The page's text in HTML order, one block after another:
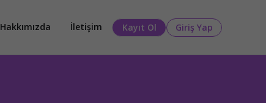
Hakkımızda İletişim Kayıt Ol Giriş Yap